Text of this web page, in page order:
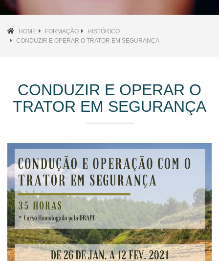
HOME FORMAÇÃO
HISTÓRICO
CONDUZIR E OPERAR O TRATOR EM SEGURANÇA
CONDUZIR E OPERAR O
TRATOR EM SEGURANÇA